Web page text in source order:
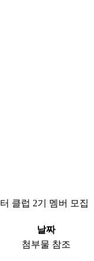
클럽 2기 멤버 모집
날짜
첨부물 참조